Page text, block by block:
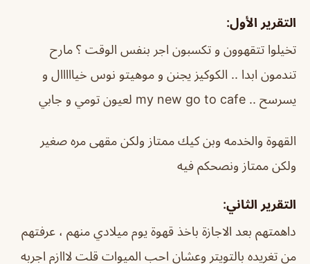
التقرير الأول:
تخيلوا تتقهوون و تكسبون اجر بنفس الوقت ؟ مارح
تندمون ابدا .. الكوكيز يجنن و موهيتو نوس خيااااال و
يسرسح .. my new go to cafe لعيون تومي و جابي
القهوة والخدمه وبن كيك ممتاز ولكن مقهى مره صغير
ولكن ممتاز ونصحكم فيه
التقرير الثاني:
داهمتهم بعد الاجازة باخذ قهوة يوم ميلادي منهم ، عرفتهم
من تغريده بالتويتر وعشان احب الميوات قلت لااازم اجربه